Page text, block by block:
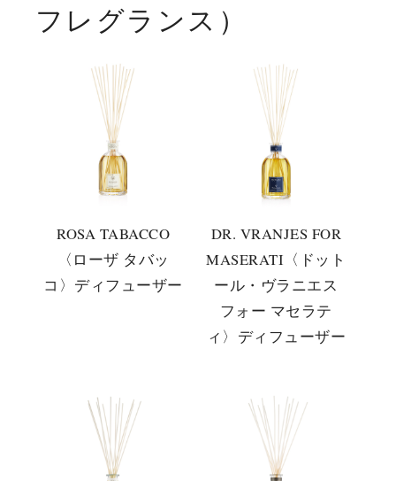
フレグランス）
ROSA TABACCO
〈ローザ タバッ
コ〉ディフューザー
DR. VRANJES FOR
MASERATI〈ドット
ール・ヴラニエス
フォー マセラテ
ィ〉ディフューザー